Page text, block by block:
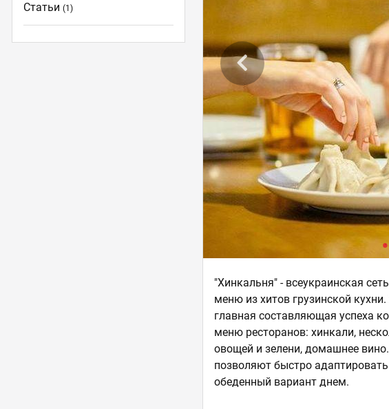
"Хинкальня" - всеукраинская
меню из хитов грузинской
главная составляющая успеха
меню ресторанов: хинкали,
овощей и зелени, домашнее
позволяют быстро
обеденный вариант днем.
Статьи(1)